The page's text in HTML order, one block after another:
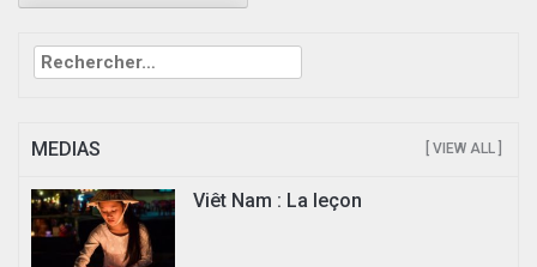
Rechercher :
MEDIAS [ VIEW ALL ]
Viêt Nam : La leçon